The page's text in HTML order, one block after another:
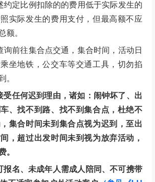
定比例扣除的的费用低于实际发生的
实际发生的费用支付，但最高额不应
额。
前往集合点交通，集合时间，活动日
坐地铁，公交车等交通工具，切勿掐
。
受任何迟到理由，诸如：闹钟坏了、出
、找不到路、找不到集合点，杜绝不
集合时间未到集合点视为迟到，至出
，超过出发时间未到视为放弃活动，
。
报名、未成年人需成人陪同、不可携带